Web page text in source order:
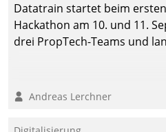
Datatrain startet beim
Hackathon am 10. und 11.
drei PropTech-Teams und
Andreas Lerchner